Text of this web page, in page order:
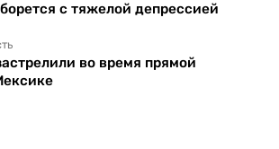
с тяжелой депрессией
во время прямой